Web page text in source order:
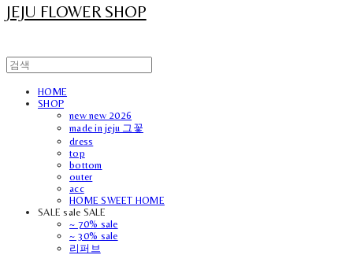
JEJU FLOWER SHOP
HOME
SHOP
new new 2026
made in jeju 그꽃
dress
top
bottom
outer
acc
HOME SWEET HOME
SALE sale SALE
~ 70% sale
~ 30% sale
리퍼브